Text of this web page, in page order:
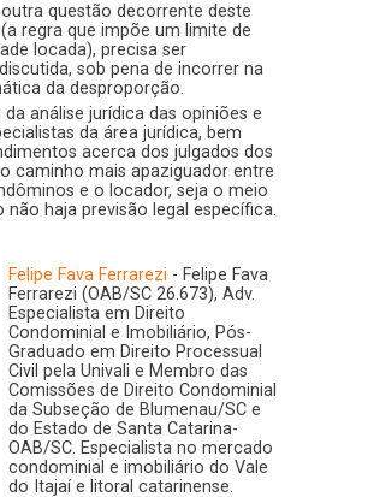
outra questão decorrente deste
regra que impõe um limite de
locada), precisa ser
sob pena de incorrer na
da desproporção.
da análise jurídica das opiniões e
da área jurídica, bem
acerca dos julgados dos
caminho mais apaziguador entre
e o locador, seja o meio
não haja previsão legal específica.
Felipe Fava Ferrarezi - Felipe Fava
Ferrarezi (OAB/SC 26.673), Adv.
Especialista em Direito
Condominial e Imobiliário, Pós-
Graduado em Direito Processual
Civil pela Univali e Membro das
Comissões de Direito Condominial
da Subseção de Blumenau/SC e
do Estado de Santa Catarina-
OAB/SC. Especialista no mercado
condominial e imobiliário do Vale
do Itajaí e litoral catarinense.